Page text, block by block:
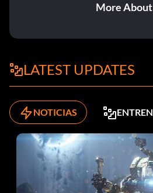
More About
LATEST UPDATES
NOTICIAS